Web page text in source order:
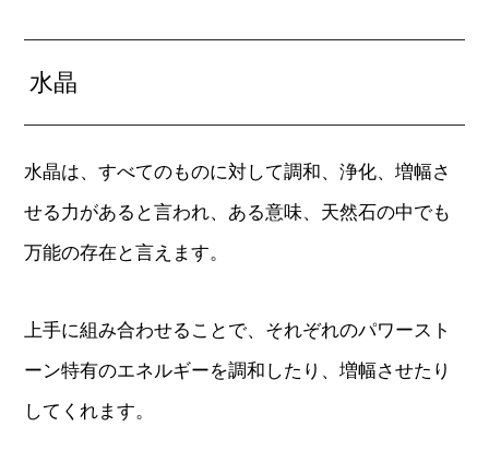
水晶
水晶は、すべてのものに対して調和、浄化、増幅さ
せる力があると言われ、ある意味、天然石の中でも
万能の存在と言えます。
上手に組み合わせることで、それぞれのパワースト
ーン特有のエネルギーを調和したり、増幅させたり
してくれます。